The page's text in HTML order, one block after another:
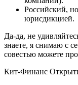
Российский,
юрисдикцией.
Да-да, не
знаете, я снимаю с
совестью можете
Кит-Финанс